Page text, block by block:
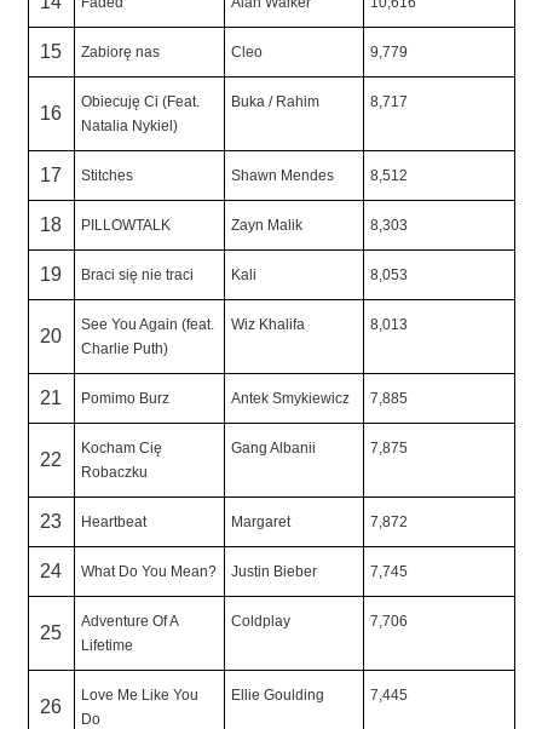
15 Zabiorę nas Cleo 9,779
16
Obiecuję Ci (Feat.
Natalia Nykiel)
Buka / Rahim 8,717
17 Stitches Shawn Mendes 8,512
18 PILLOWTALK Zayn Malik 8,303
19 Braci się nie traci Kali 8,053
20
See You Again (feat.
Charlie Puth)
Wiz Khalifa 8,013
21 Pomimo Burz Antek Smykiewicz 7,885
22
Kocham Cię
Robaczku
Gang Albanii 7,875
23 Heartbeat Margaret 7,872
24 What Do You Mean? Justin Bieber 7,745
25
Adventure Of A
Lifetime
Coldplay 7,706
26
Love Me Like You
Do
Ellie Goulding 7,445